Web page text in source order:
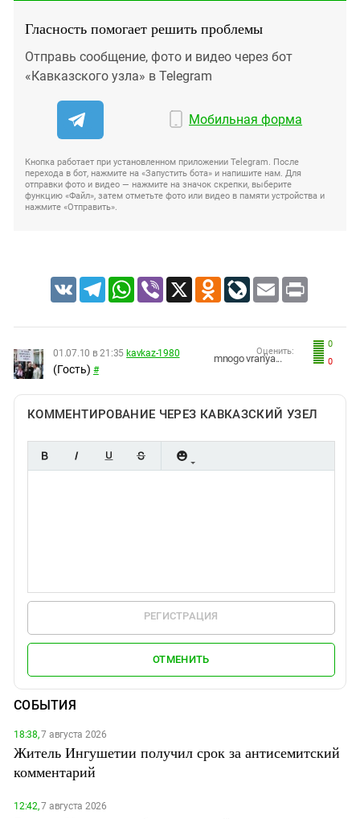
Гласность помогает решить проблемы
Отправь сообщение, фото и видео через бот
«Кавказского узла» в Telegram
Мобильная форма
Кнопка работает при установленном приложении Telegram. После
перехода в бот, нажмите на «Запустить бота» и напишите нам. Для
отправки фото и видео — нажмите на значок скрепки, выберите
функцию «Файл», затем отметьте фото или видео в памяти устройства и
нажмите «Отправить».
VK TelegramWhatsApp
Viber X Odnoklassniki
LiveJournal
Email Print
0
0
Оценить:
01.07.10 в 21:35 kavkaz-1980
(Гость) #
mnogo vran'ya...
КОММЕНТИРОВАНИЕ ЧЕРЕЗ КАВКАЗСКИЙ УЗЕЛ
РЕГИСТРАЦИЯ
ОТМЕНИТЬ
СОБЫТИЯ
18:38,7 августа 2026
Житель Ингушетии получил срок за антисемитский
комментарий
12:42,7 августа 2026